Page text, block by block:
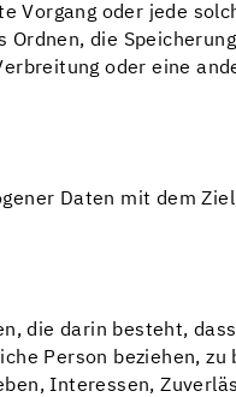
oder jede
die
oder eine
Daten mit dem
die darin besteht,
Person beziehen,
Interessen,